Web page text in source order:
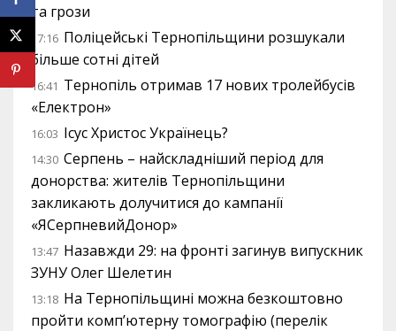
та грози
17:16 Поліцейські Тернопільщини розшукали
більше сотні дітей
16:41 Тернопіль отримав 17 нових тролейбусів
«Електрон»
16:03 Ісус Христос Українець?
14:30 Серпень – найскладніший період для
донорства: жителів Тернопільщини
закликають долучитися до кампанії
«ЯСерпневийДонор»
13:47 Назавжди 29: на фронті загинув випускник
ЗУНУ Олег Шелетин
13:18 На Тернопільщині можна безкоштовно
пройти комп’ютерну томографію (перелік